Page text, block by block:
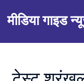
मीडिया गाइड